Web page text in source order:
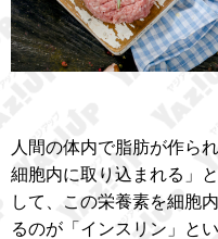
人間の体内で脂肪が作ら
細胞内に取り込まれる」
して、この栄養素を細胞
るのが「インスリン」と